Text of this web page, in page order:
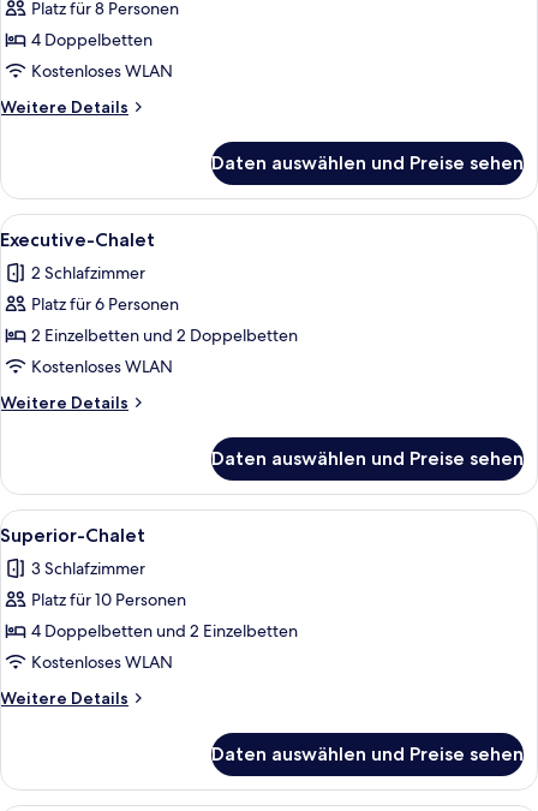
Familienchalet
anzeigen
Platz für 8 Personen
4 Doppelbetten
Kostenloses WLAN
Weitere Details
Weitere
Daten auswählen und Preise sehen
Alle
Fotos
für
Executive-
Chalet
anzeigen
Ein Zimmer in einer Holzhütte mit
5
Executive-Chalet
2 Schlafzimmer
Platz für 6 Personen
2 Einzelbetten und 2 Doppelbetten
Kostenloses WLAN
Weitere Details
Weitere
Chalet
Daten auswählen und Preise sehen
Alle
Fotos
für
Superior-
Chalet
anzeigen
Ein gemütliches Holzblockhaus-
4
Superior-Chalet
3 Schlafzimmer
Platz für 10 Personen
4 Doppelbetten und 2 Einzelbetten
Kostenloses WLAN
Weitere Details
Weitere
Chalet
Daten auswählen und Preise sehen